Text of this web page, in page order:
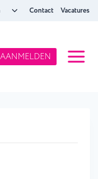
ToggleContact Vacatures
AANMELDEN